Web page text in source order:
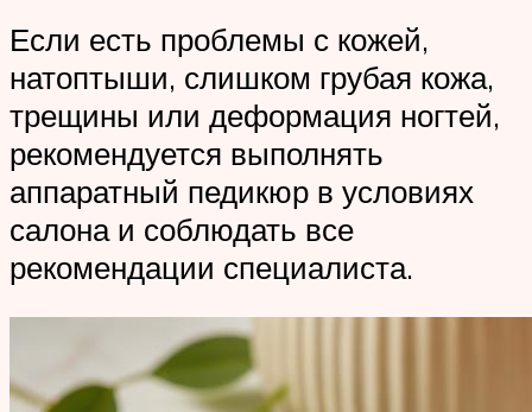
Если есть проблемы с кожей,
натоптыши, слишком грубая кожа,
трещины или деформация ногтей,
рекомендуется выполнять
аппаратный педикюр в условиях
салона и соблюдать все
рекомендации специалиста.